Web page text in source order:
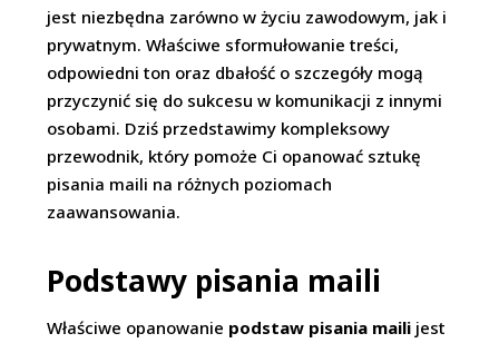
jest niezbędna zarówno w życiu zawodowym, jak i
prywatnym. Właściwe sformułowanie treści,
odpowiedni ton oraz dbałość o szczegóły mogą
przyczynić się do sukcesu w komunikacji z innymi
osobami. Dziś przedstawimy kompleksowy
przewodnik, który pomoże Ci opanować sztukę
pisania maili na różnych poziomach
zaawansowania.
Podstawy pisania maili
Właściwe opanowanie podstaw pisania maili jest